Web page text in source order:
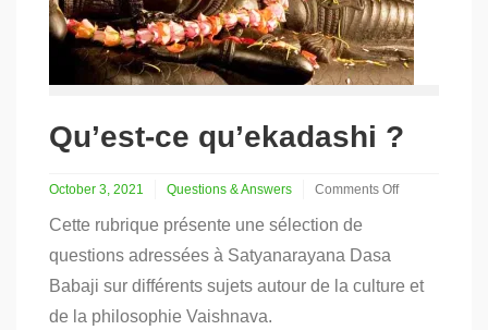
Qu’est-ce qu’ekadashi ?
October 3, 2021 Questions & Answers
Comments Off
Qu’est-
?
Cette rubrique présente une sélection de
questions adressées à Satyanarayana Dasa
Babaji sur différents sujets autour de la culture et
de la philosophie Vaishnava.